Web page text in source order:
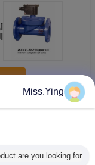
أكثرانفجار صمام
Miss.Ying
are you looking for?